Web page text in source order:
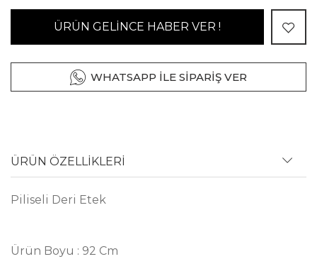
ÜRÜN GELİNCE HABER VER !
WHATSAPP İLE SİPARİŞ VER
ÜRÜN ÖZELLİKLERİ
Piliseli Deri Etek
Ürün Boyu : 92 Cm